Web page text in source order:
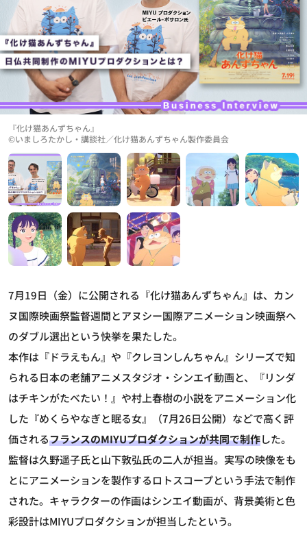
©いましろたかし・講談社／化け猫あんずちゃん製作委員会
『化け猫あんずちゃん』
7月19日（金）に公開される『化け猫あんずちゃん』は、カン
ヌ国際映画祭監督週間とアヌシー国際アニメーション映画祭へ
のダブル選出という快挙を果たした。
本作は『ドラえもん』や『クレヨンしんちゃん』シリーズで知
られる日本の老舗アニメスタジオ・シンエイ動画と、『リンダ
はチキンがたべたい！』や村上春樹の小説をアニメーション化
した『めくらやなぎと眠る女』（7月26日公開）などで高く評
価されるフランスのMIYUプロダクションが共同で制作した。
監督は久野遥子氏と山下敦弘氏の二人が担当。実写の映像をも
とにアニメーションを製作するロトスコープという手法で制作
された。キャラクターの作画はシンエイ動画が、背景美術と色
彩設計はMIYUプロダクションが担当したという。